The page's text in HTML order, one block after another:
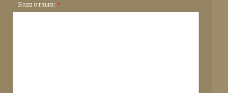
Ваш отзыв: *